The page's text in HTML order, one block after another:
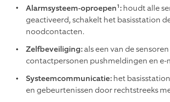
Alarmsysteem-oproepen1:houdt alle
geactiveerd, schakelt het basisstation
noodcontacten.
Zelfbeveiliging:als een van de
contactpersonen pushmeldingen en
Systeemcommunicatie:het
en gebeurtenissen door rechtstreeks